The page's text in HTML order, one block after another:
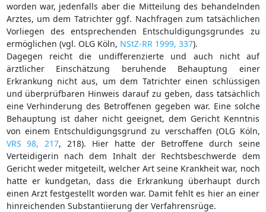
worden war, jedenfalls aber die Mitteilung des behandelnden
Arztes, um dem Tatrichter ggf. Nachfragen zum tatsächlichen
Vorliegen des entsprechenden Entschuldigungsgrundes zu
ermöglichen (vgl. OLG Köln, NStZ-RR 1999, 337).
Dagegen reicht die undifferenzierte und auch nicht auf
ärztlicher Einschätzung beruhende Behauptung einer
Erkrankung nicht aus, um dem Tatrichter einen schlüssigen
und überprüfbaren Hinweis darauf zu geben, dass tatsächlich
eine Verhinderung des Betroffenen gegeben war. Eine solche
Behauptung ist daher nicht geeignet, dem Gericht Kenntnis
von einem Entschuldigungsgrund zu verschaffen (OLG Köln,
VRS 98, 217, 218). Hier hatte der Betroffene durch seine
Verteidigerin nach dem Inhalt der Rechtsbeschwerde dem
Gericht weder mitgeteilt, welcher Art seine Krankheit war, noch
hatte er kundgetan, dass die Erkrankung überhaupt durch
einen Arzt festgestellt worden war. Damit fehlt es hier an einer
hinreichenden Substantiierung der Verfahrensrüge.